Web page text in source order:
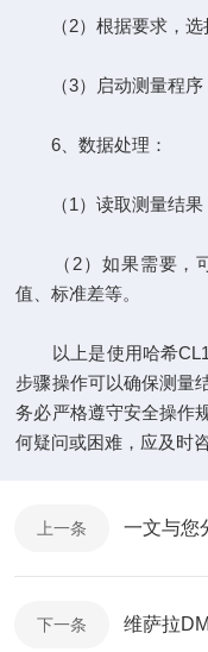
（2）根据要求，选
（3）启动测量程序
6、数据处理：
（1）读取测量结果
（2）如果需要，可
值、标准差等。
以上是使用哈希
步骤操作可以确保测量
务必严格遵守安全操作
何疑问或困难，应及时
上一条
下一条